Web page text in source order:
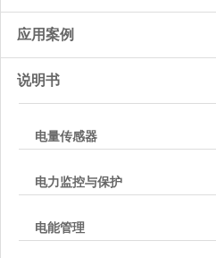
应用案例
说明书
电量传感器
电力监控与保护
电能管理